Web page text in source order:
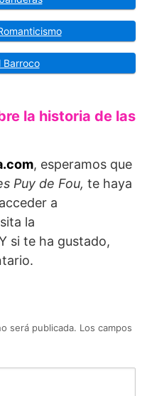
Barroco
la historia de las
, esperamos que
Puy de Fou, te haya
a
la
si te ha gustado,
será publicada. Los campos